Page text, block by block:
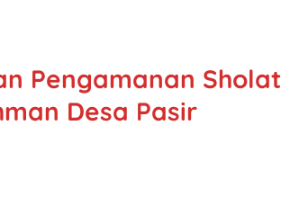
Pengamanan Sholat
Desa Pasir